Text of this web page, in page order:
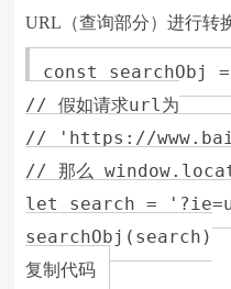
URL（查询部分）进行转
const
// 假如请求url为
// 'https://
// 那么
let search = '?ie=utf-
searchObj(search)
复制代码